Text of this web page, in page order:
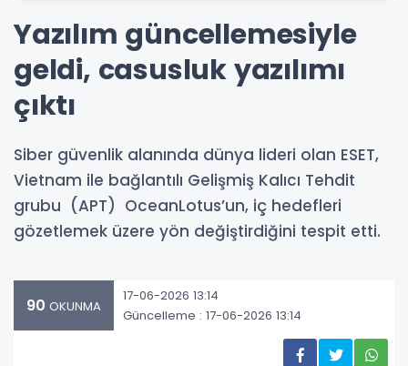
Yazılım güncellemesiyle
geldi, casusluk yazılımı
çıktı
Siber güvenlik alanında dünya lideri olan ESET,
Vietnam ile bağlantılı Gelişmiş Kalıcı Tehdit
grubu (APT) OceanLotus’un, iç hedefleri
gözetlemek üzere yön değiştirdiğini tespit etti.
90 OKUNMA
17-06-2026 13:14
Güncelleme : 17-06-2026 13:14